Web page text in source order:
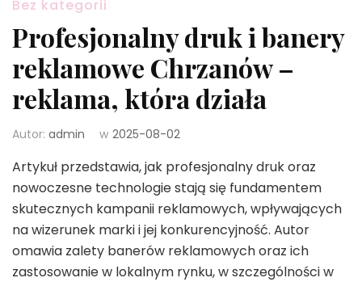
Bez kategorii
Profesjonalny druk i banery
reklamowe Chrzanów –
reklama, która działa
Autor: admin w 2025-08-02
Artykuł przedstawia, jak profesjonalny druk oraz
nowoczesne technologie stają się fundamentem
skutecznych kampanii reklamowych, wpływających
na wizerunek marki i jej konkurencyjność. Autor
omawia zalety banerów reklamowych oraz ich
zastosowanie w lokalnym rynku, w szczególności w